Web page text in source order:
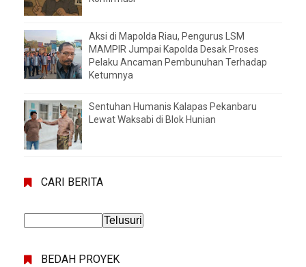
Aksi di Mapolda Riau, Pengurus LSM
MAMPIR Jumpai Kapolda Desak Proses
Pelaku Ancaman Pembunuhan Terhadap
Ketumnya
Sentuhan Humanis Kalapas Pekanbaru
Lewat Waksabi di Blok Hunian
CARI BERITA
BEDAH PROYEK